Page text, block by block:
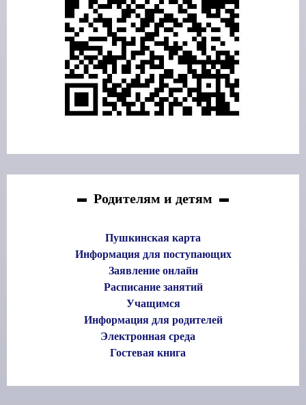
Родителям и детям
Пушкинская карта
Информация для поступающих
Заявление онлайн
Расписание занятий
Учащимся
Информация для родителей
Электронная среда
Гостевая книга